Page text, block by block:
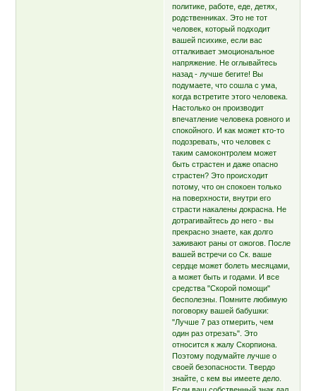
политике, работе, еде, детях,
родственниках. Это не тот
человек, который подходит
вашей психике, если вас
отталкивает эмоциональное
напряжение. Не оглывайтесь
назад - лучше бегите! Вы
подумаете, что сошла с ума,
когда встретите этого человека.
Настолько он производит
впечатление человека ровного и
спокойного. И как может кто-то
подозревать, что человек с
таким самоконтролем может
быть страстен и даже опасно
страстен? Это происходит
потому, что он спокоен только
на поверхности, внутри его
страсти накалены докрасна. Не
дотрагивайтесь до него - вы
прекрасно знаете, как долго
заживают раны от ожогов. После
вашей встречи со Ск. ваше
сердце может болеть месяцами,
а может быть и годами. И все
средства "Скорой помощи"
бесполезны. Помните любимую
поговорку вашей бабушки:
"Лучше 7 раз отмерить, чем
один раз отрезать". Это
относится к жалу Скорпиона.
Поэтому подумайте лучше о
своей безопасности. Твердо
знайте, с кем вы имеете дело.